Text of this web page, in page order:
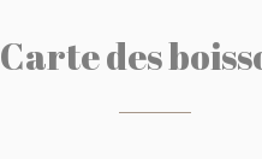
Carte des